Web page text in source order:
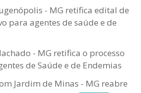
- MG retifica edital de
para agentes de saúde e de
- MG retifica o processo
de Saúde e de Endemias
Jardim de Minas - MG reabre